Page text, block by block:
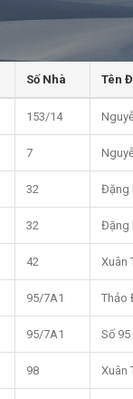
Số Nhà Tên
153/14
7
32 Đặng
32 Đặng
42 Xuân
95/7A1 Thảo
95/7A1 Số 95
98 Xuân